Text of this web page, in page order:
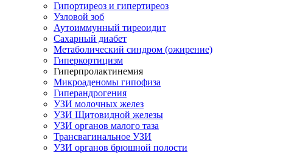
Гипортиреоз и гипертиреоз
Узловой зоб
Аутоиммунный тиреоидит
Сахарный диабет
Метаболический синдром (ожирение)
Гиперкортицизм
Гиперпролактинемия
Микроаденомы гипофиза
Гиперандрогения
УЗИ молочных желез
УЗИ Щитовидной железы
УЗИ органов малого таза
Трансвагинальное УЗИ
УЗИ органов брюшной полости